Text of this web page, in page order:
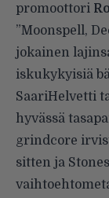
promoottori
”Moonspell,
jokainen
iskukykyisiä
SaariHelvetti
hyvässä
grindcore
sitten ja